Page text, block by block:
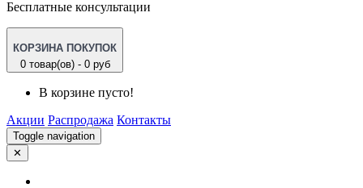
Бесплатные консультации
КОРЗИНА ПОКУПОК
0 товар(ов) - 0 руб
В корзине пусто!
Акции Распродажа Контакты
Toggle navigation
✕